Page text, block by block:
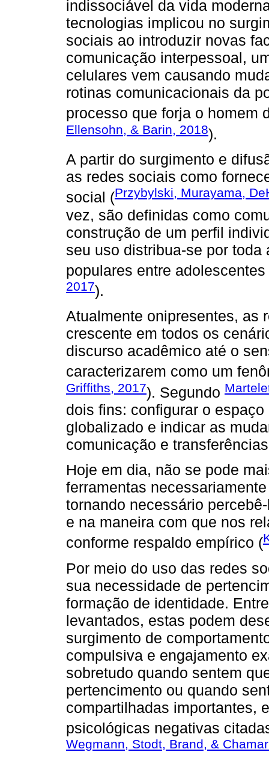
indissociável da vida
tecnologias implicou no
sociais ao introduzir novas
comunicação interpessoal,
celulares vem causando
rotinas comunicacionais da
processo que forja o homem
Ellensohn, & Barin, 2018).
A partir do surgimento e
as redes sociais como
social (Przybylski, Murayama,
vez, são definidas como
construção de um perfil
seu uso distribua-se por
populares entre
2017).
Atualmente onipresentes, as
crescente em todos os
discurso acadêmico até o
caracterizarem como um
Griffiths, 2017). Segundo
dois fins: configurar o
globalizado e indicar as
comunicação e
Hoje em dia, não se pode
ferramentas
tornando necessário
e na maneira com que nos
conforme respaldo empírico (
Por meio do uso das redes
sua necessidade de
formação de identidade.
levantados, estas podem
surgimento de
compulsiva e engajamento
sobretudo quando sentem
pertencimento ou quando
compartilhadas importantes,
psicológicas negativas
Wegmann⁠, Stodt, Brand, &